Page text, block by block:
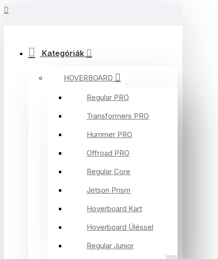
Kategóriák
HOVERBOARD
Regular PRO
Transformers PRO
Hummer PRO
Offroad PRO
Regular Core
Jetson Prism
Hoverboard Kart
Hoverboard Üléssel
Regular Junior